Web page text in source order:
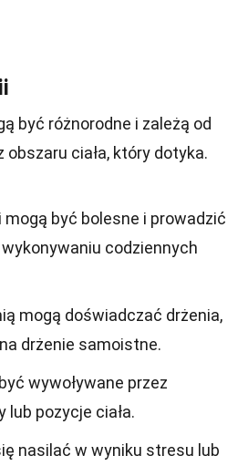
być różnorodne i zależą od
ciała, który dotyka.
mogą być bolesne i prowadzić
codziennych
mogą doświadczać drżenia,
drżenie samoistne.
wywoływane przez
lub pozycje ciała.
nasilać w wyniku stresu lub